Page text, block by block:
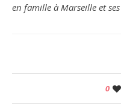
en famille à Marseille et
0